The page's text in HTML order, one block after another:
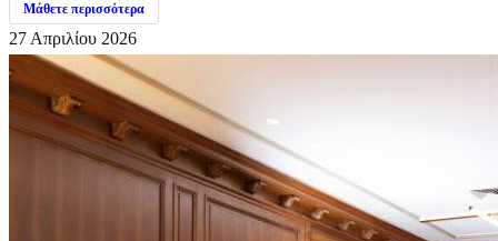
Μάθετε περισσότερα
27 Απριλίου 2026